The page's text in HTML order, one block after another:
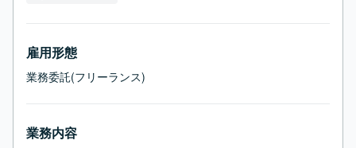
雇用形態
業務委託(フリーランス)
業務内容